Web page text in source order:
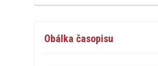
Obálka časopisu